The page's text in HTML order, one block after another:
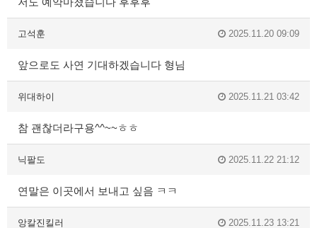
고석훈 2025.11.20 09:09
앞으로도 사연 기대하겠습니다 형님
위대하이 2025.11.21 03:42
참 괜찮더라구용^^~~ㅎㅎ
닉팔도 2025.11.22 21:12
연말은 이곳에서 보내고 싶음 ㅋㅋ
앙칼진킬러 2025.11.23 13:21